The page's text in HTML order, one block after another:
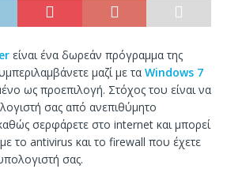
είναι ένα δωρεάν πρόγραμμα της
μαζί με τα Windows 7
ως προεπιλογή. Στόχος του είναι να
σας από ανεπιθύμητο
σερφάρετε στο internet και μπορεί
το antivirus και το firewall που έχετε
σας.